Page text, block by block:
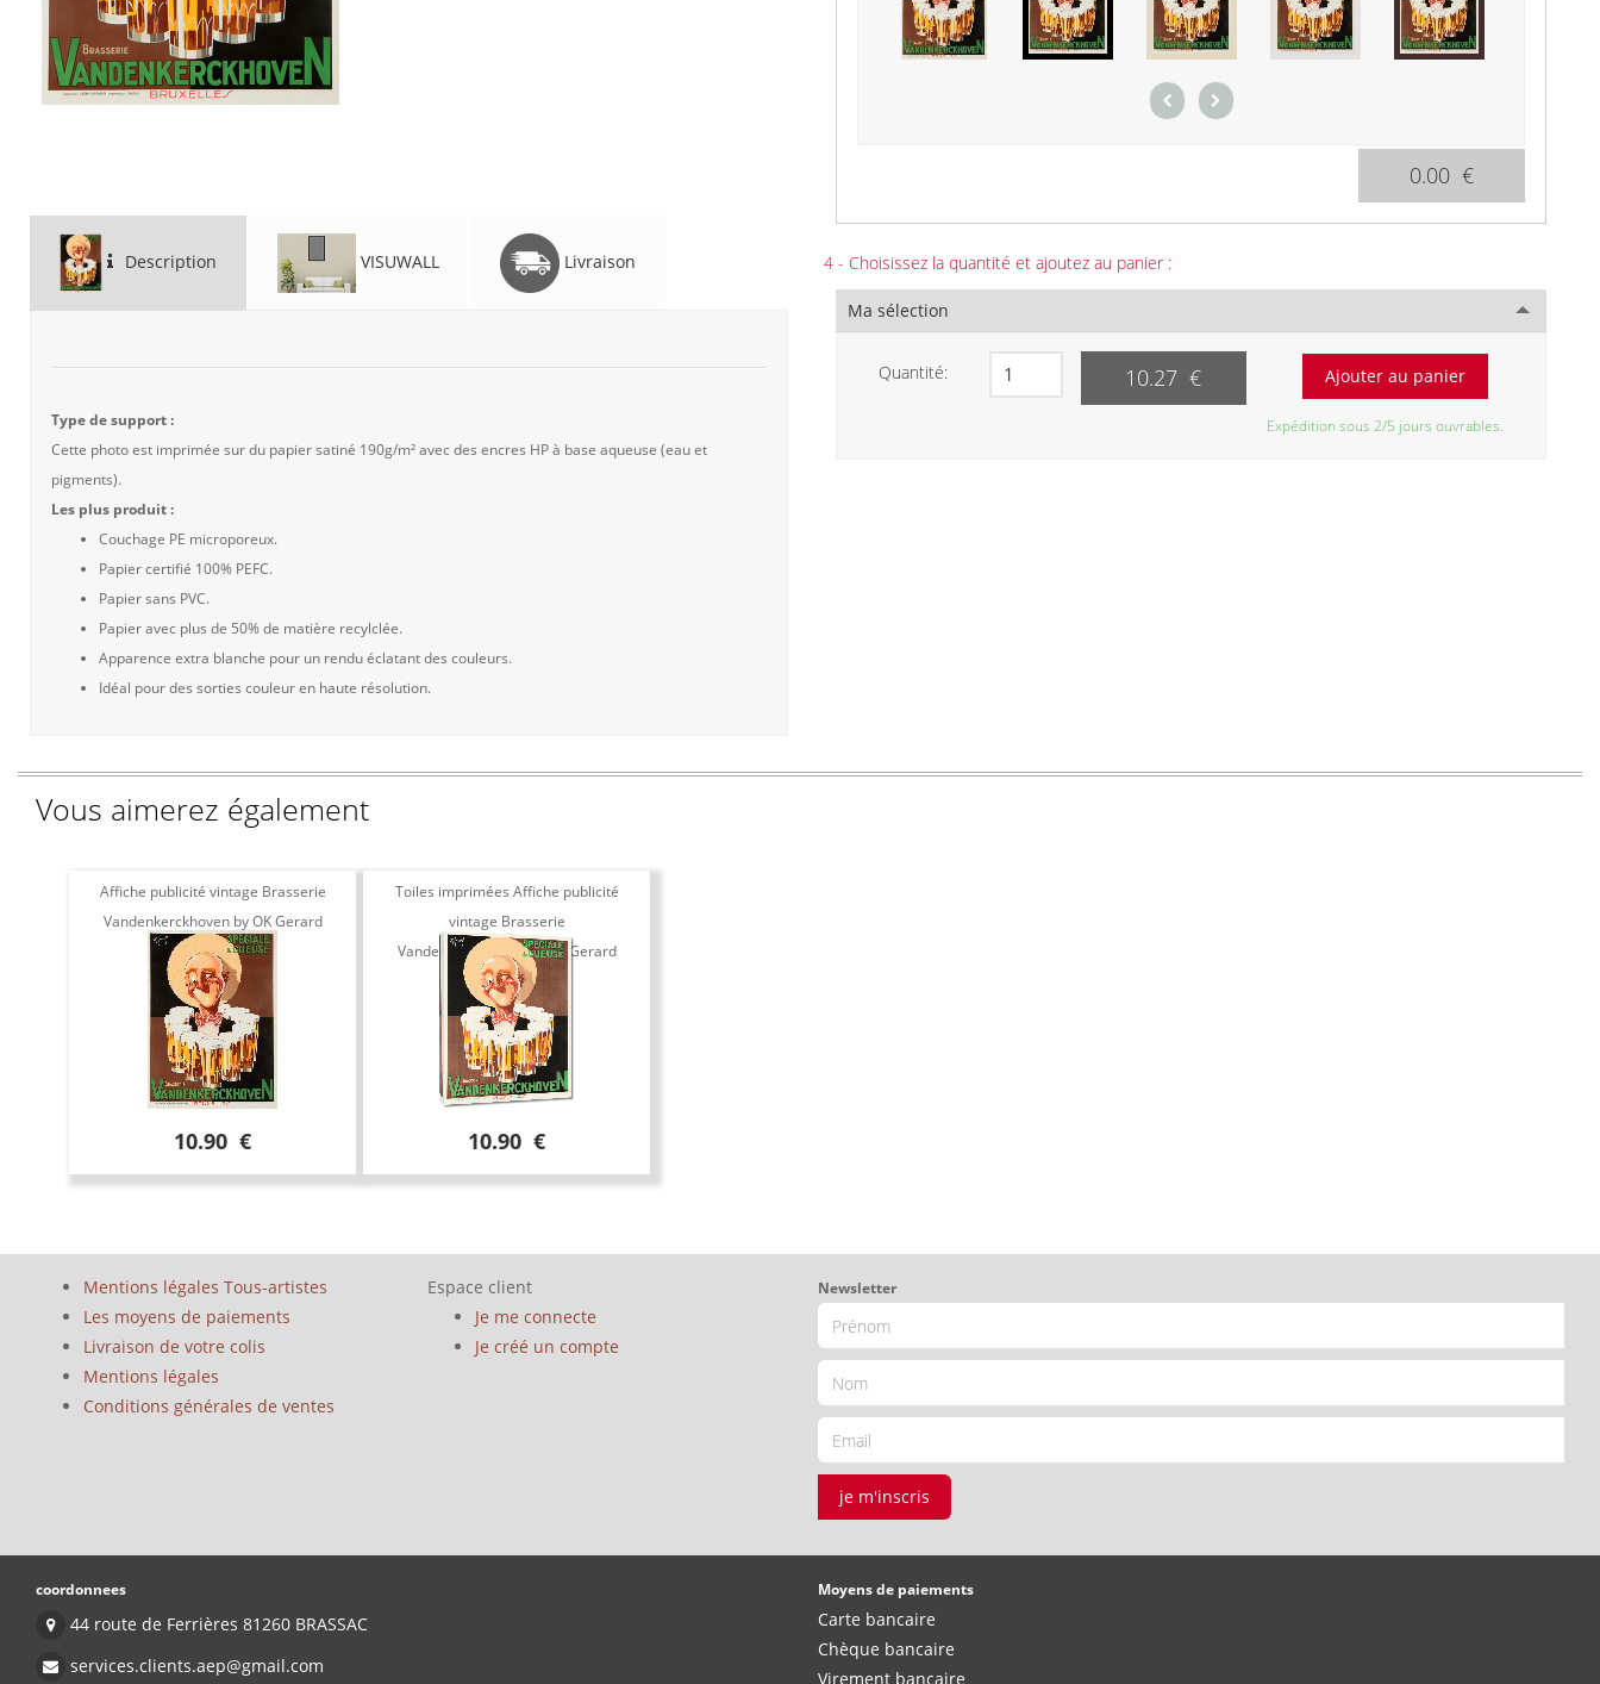
Description VISUWALL Livraison
Type de support :
Cette photo est imprimée sur du papier satiné 190g/m² avec des encres HP à base aqueuse (eau et
pigments).
Les plus produit :
Couchage PE microporeux.
Papier certifié 100% PEFC.
Papier sans PVC.
Papier avec plus de 50% de matière recylclée.
Apparence extra blanche pour un rendu éclatant des couleurs.
Idéal pour des sorties couleur en haute résolution.
0.00 €
4 - Choisissez la quantité et ajoutez au panier :
Ma sélection
Quantité: 10.27 €
Expédition sous 2/5 jours ouvrables.
Vous aimerez également
Affiche publicité vintage Brasserie
Vandenkerckhoven by OK Gerard
10.90 €
Toiles imprimées Affiche publicité
vintage Brasserie
Vandenkerckhoven by OK Gerard
10.90 €
Mentions légales Tous-artistes
Les moyens de paiements
Livraison de votre colis
Mentions légales
Conditions générales de ventes
Espace client
Je me connecte
Je créé un compte
Newsletter
je m'inscris
coordonnees
44 route de Ferrières 81260 BRASSAC
services.clients.aep@gmail.com
Moyens de paiements
Carte bancaire
Chèque bancaire
Virement bancaire